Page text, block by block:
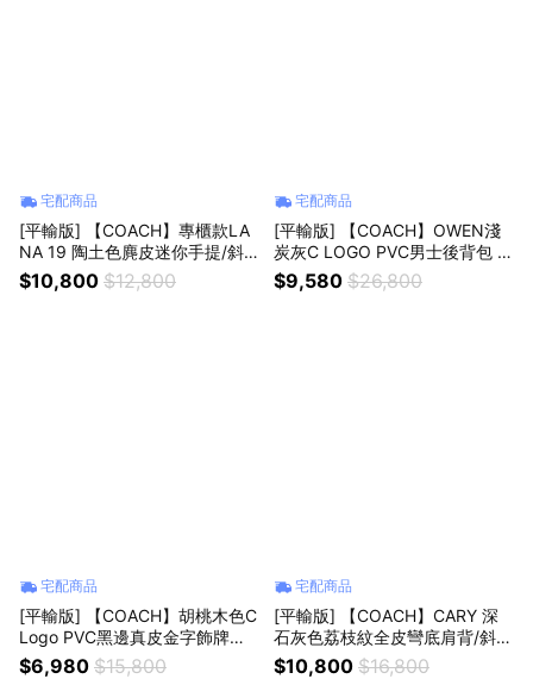
宅配商品
[平輸版] 【COACH】專櫃款LA
NA 19 陶土色麂皮迷你手提/斜
背包 真品平輸
$10,800 $12,800
宅配商品
[平輸版] 【COACH】OWEN淺
炭灰C LOGO PVC男士後背包 真
品平輸
$9,580 $26,800
宅配商品
[平輸版] 【COACH】胡桃木色C
Logo PVC黑邊真皮金字飾牌斜
背相機包 真品平輸
$6,980 $15,800
宅配商品
[平輸版] 【COACH】CARY 深
石灰色荔枝紋全皮彎底肩背/斜背
包 真品平輸
$10,800 $16,800